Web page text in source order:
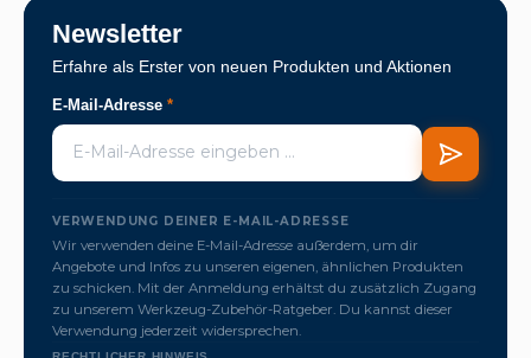
Newsletter
Erfahre als Erster von neuen Produkten und Aktionen
E-Mail-Adresse *
VERWENDUNG DEINER E-MAIL-ADRESSE
Wir verwenden deine E-Mail-Adresse außerdem, um dir
Angebote und Infos zu unseren eigenen, ähnlichen Produkten
zu schicken. Mit der Anmeldung erhältst du zusätzlich Zugang
zu unserem Werkzeug-Zubehör-Ratgeber. Du kannst dieser
Verwendung jederzeit widersprechen.